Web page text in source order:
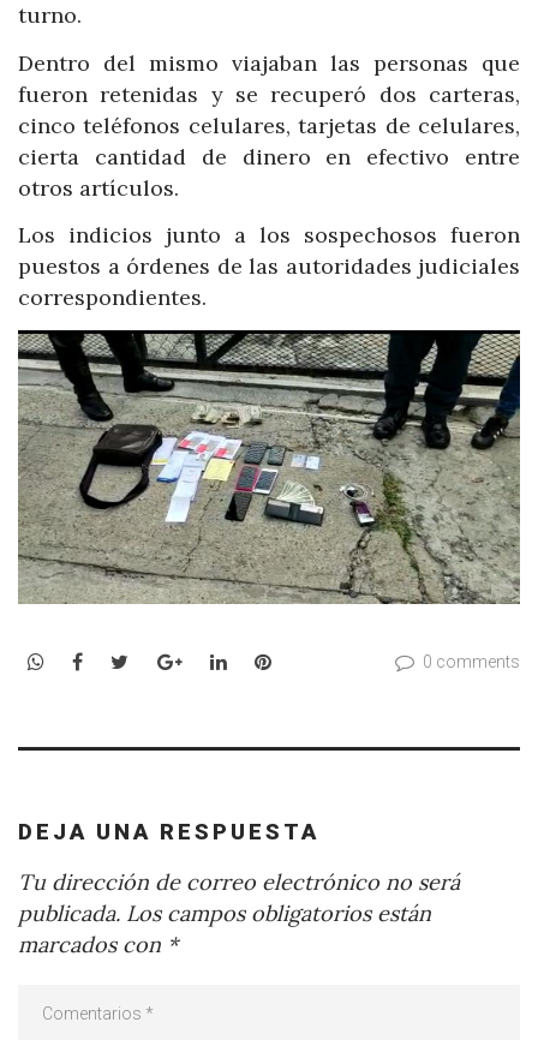
turno.
Dentro del mismo viajaban las personas que
fueron retenidas y se recuperó dos carteras,
cinco teléfonos celulares, tarjetas de celulares,
cierta cantidad de dinero en efectivo entre
otros artículos.
Los indicios junto a los sospechosos fueron
puestos a órdenes de las autoridades judiciales
correspondientes.
WhatsApp
Facebook
TwitterGoogle+LinkedInPinterest 0 comments
DEJA UNA RESPUESTA
Tu dirección de correo electrónico no será
publicada. Los campos obligatorios están
marcados con *